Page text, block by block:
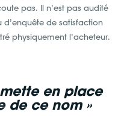
pas. Il n’est pas audité
d’enquête de satisfaction
physiquement l’acheteur.
en place
de ce nom »